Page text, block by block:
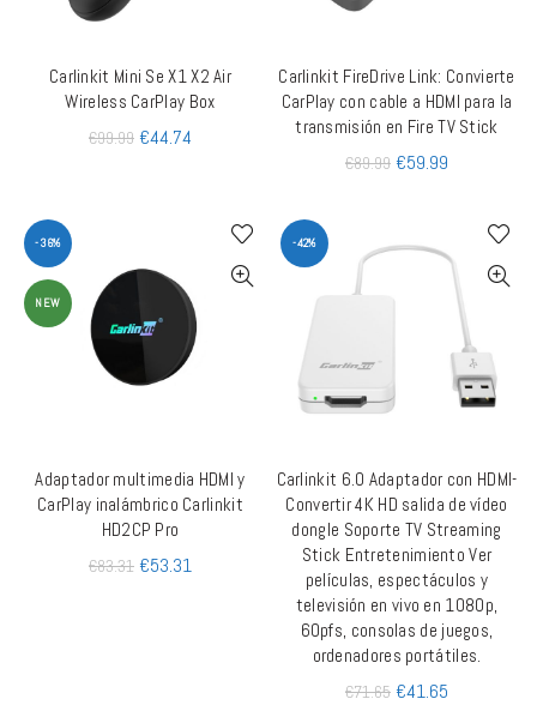
QUICK SHOP
Carlinkit Mini Se X1 X2 Air
Wireless CarPlay Box
€99.99 €44.74
AÑADIR AL CARRITO
Carlinkit FireDrive Link: Convierte
CarPlay con cable a HDMI para la
transmisión en Fire TV Stick
€89.99 €59.99
-36%
NEW
AÑADIR AL CARRITO
Adaptador multimedia HDMI y
CarPlay inalámbrico Carlinkit
HD2CP Pro
€83.31 €53.31
-42%
AÑADIR AL CARRITO
Carlinkit 6.0 Adaptador con HDMI-
Convertir 4K HD salida de vídeo
dongle Soporte TV Streaming
Stick Entretenimiento Ver
películas, espectáculos y
televisión en vivo en 1080p,
60pfs, consolas de juegos,
ordenadores portátiles.
€71.65 €41.65